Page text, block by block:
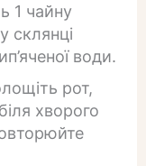
1 чайну
склянці
води.
рот,
хворого